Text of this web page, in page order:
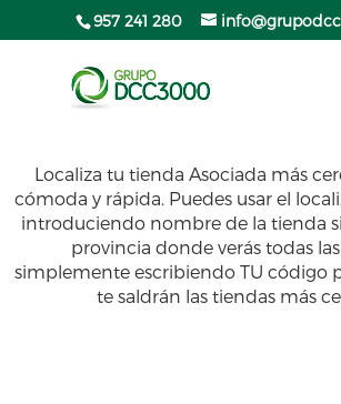
957 241 280
Localiza tu tienda Asociada más
cómoda y rápida. Puedes usar el
introduciendo nombre de la tienda
provincia donde verás todas
simplemente escribiendo TU código
te saldrán las tiendas más